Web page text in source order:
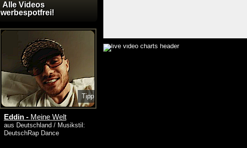
Alle Videos
werbespotfrei!
Tipp
Eddin - Meine Welt
aus Deutschland / Musikstil:
DeutschRap Dance